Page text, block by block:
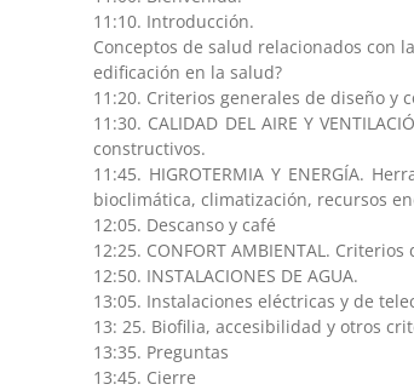
11:10. Introducción.
Conceptos de salud relacionados con
edificación en la salud?
11:20. Criterios generales de diseño y
11:30. CALIDAD DEL AIRE Y
constructivos.
11:45. HIGROTERMIA Y ENERGÍA.
bioclimática, climatización, recursos
12:05. Descanso y café
12:25. CONFORT AMBIENTAL.
12:50. INSTALACIONES DE AGUA.
13:05. Instalaciones eléctricas y de
13: 25. Biofilia, accesibilidad y otros
13:35. Preguntas
13:45. Cierre